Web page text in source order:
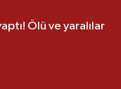
Ölü ve yaralılar